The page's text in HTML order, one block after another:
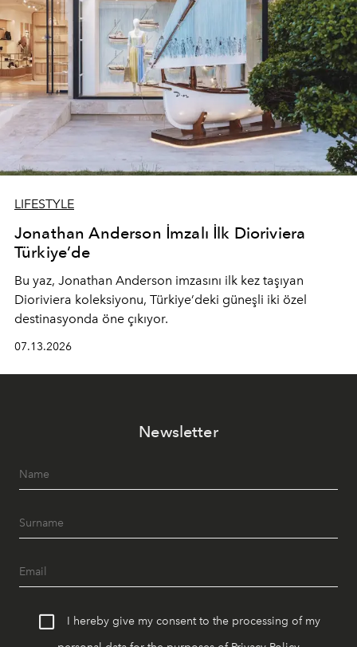
LIFESTYLE
Jonathan Anderson İmzalı İlk Dioriviera
Türkiye’de
Bu yaz, Jonathan Anderson imzasını ilk kez taşıyan
Dioriviera koleksiyonu, Türkiye’deki güneşli iki özel
destinasyonda öne çıkıyor.
07.13.2026
Newsletter
I hereby give my consent to the processing of my